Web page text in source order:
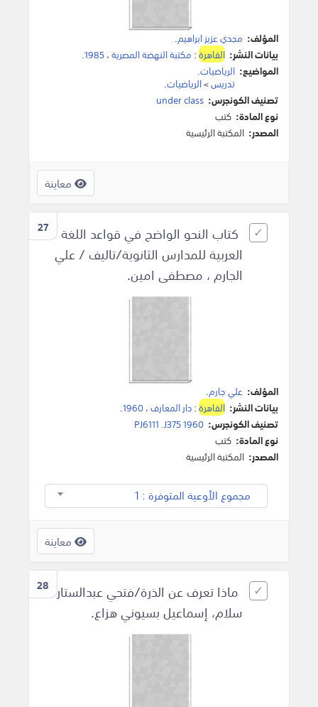
المؤلف: مجدي عزيز ابراهيم.
بيانات النشر: القاهرة: مكتبة النهضة المصرية،1985
.
المواضيع: الرياضيات.
تدريس>الرياضيات.
تصنيف الكونجرس: under class
نوع المادة: كتب
المصدر: المكتبة الرئيسية
معاينة
27
كتاب النحو الواضح في قواعد اللغة
العربية للمدارس الثانوية/تاليف / علي
الجارم ، مصطفى امين.
المؤلف: علي جارم.
بيانات النشر: القاهرة:دار المعارف،1960
.
تصنيف الكونجرس: PJ6111 .J375 1960
نوع المادة: كتب
المصدر: المكتبة الرئيسية
مجموع الأوعية المتوفرة : 1
معاينة
28 ماذا تعرف عن الذرة/فتحي عبدالستار
سلام، إسماعيل بسيوني هزاع.